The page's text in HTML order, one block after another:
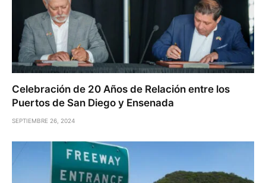
Celebración de 20 Años de Relación entre los
Puertos de San Diego y Ensenada
SEPTIEMBRE 26, 2024